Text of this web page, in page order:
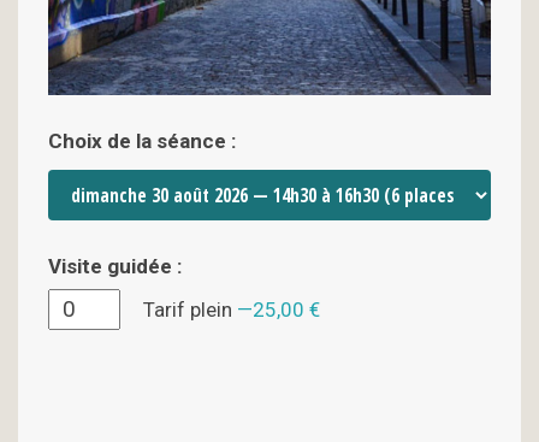
Choix de la séance :
Visite guidée :
Tarif plein
25,00 €